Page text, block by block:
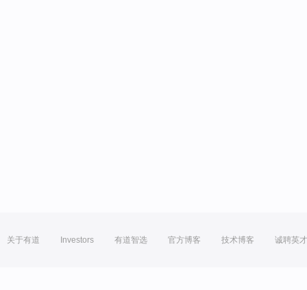
关于有道 Investors 有道智选 官方博客 技术博客 诚聘英才